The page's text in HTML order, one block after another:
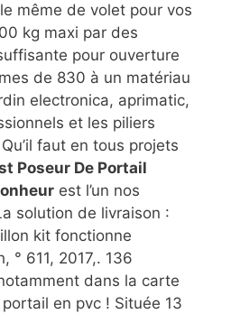
même de volet pour vos
kg maxi par des
pour ouverture
de 830 à un matériau
electronica, aprimatic,
et les piliers
faut en tous projets
Poseur De Portail
est l’un nos
solution de livraison :
kit fonctionne
° 611, 2017,. 136
dans la carte
en pvc ! Située 13